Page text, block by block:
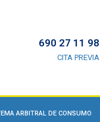
690 27 11 98
CITA PREVIA
ARBITRAL DE CONSUMO